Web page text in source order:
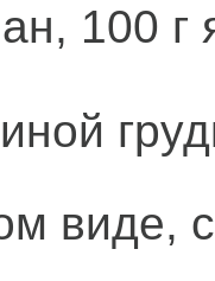
100 г
виде,